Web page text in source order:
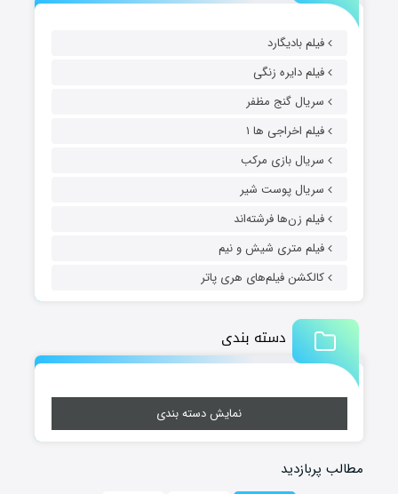
فیلم بادیگارد
فیلم دایره زنگی
سریال گنج مظفر
فیلم اخراجی ها ۱
سریال بازی مرکب
سریال پوست شیر
فیلم زن‌ها فرشته‌اند
فیلم متری شیش و نیم
کالکشن فیلم‌های هری پاتر
دسته بندی
نمایش دسته بندی
مطالب پربازدید